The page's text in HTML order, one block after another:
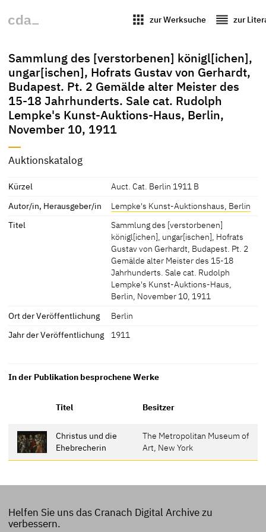
apps zur Werksuche reorder zur
Sammlung des [verstorbenen] königl[ichen],
ungar[ischen], Hofrats Gustav von Gerhardt,
Budapest. Pt. 2 Gemälde alter Meister des
15-18 Jahrhunderts. Sale cat. Rudolph
Lempke's Kunst-Auktions-Haus, Berlin,
November 10, 1911
Auktionskatalog
Kürzel
Auct. Cat. Berlin 1911 B
Autor/in, Herausgeber/in
Lempke's Kunst-Auktionshaus, Berlin
Titel
Sammlung des [verstorbenen]
königl[ichen], ungar[ischen], Hofrats
Gustav von Gerhardt, Budapest. Pt. 2
Gemälde alter Meister des 15-18
Jahrhunderts. Sale cat. Rudolph
Lempke's Kunst-Auktions-Haus,
Berlin, November 10, 1911
Ort der Veröffentlichung
Berlin
Jahr der Veröffentlichung
1911
In der Publikation besprochene Werke
Titel Besitzer
Christus und die
Ehebrecherin
The Metropolitan Museum of
Art, New York
Helfen Sie uns das Cranach Digital Archive zu
verbessern.